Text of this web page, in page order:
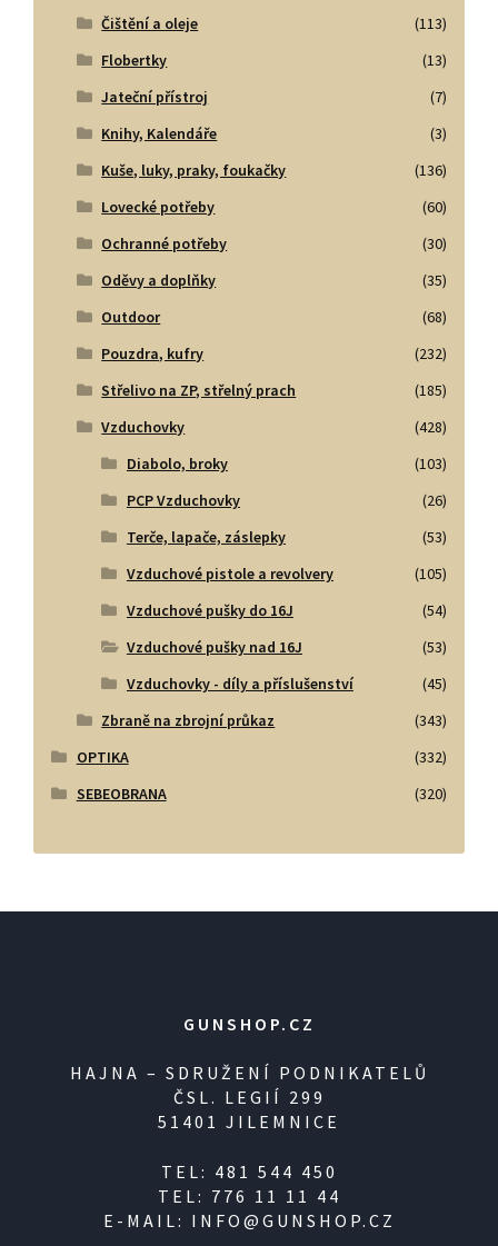
Čištění a oleje
(113)
Flobertky
(13)
Jateční přístroj
(7)
Knihy, Kalendáře
(3)
Kuše, luky, praky, foukačky
(136)
Lovecké potřeby
(60)
Ochranné potřeby
(30)
Oděvy a doplňky
(35)
Outdoor
(68)
Pouzdra, kufry
(232)
Střelivo na ZP, střelný prach
(185)
Vzduchovky
(428)
Diabolo, broky
(103)
PCP Vzduchovky
(26)
Terče, lapače, záslepky
(53)
Vzduchové pistole a revolvery
(105)
Vzduchové pušky do 16J
(54)
Vzduchové pušky nad 16J
(53)
Vzduchovky - díly a příslušenství
(45)
Zbraně na zbrojní průkaz
(343)
OPTIKA
(332)
SEBEOBRANA
(320)
GUNSHOP.CZ
HAJNA – SDRUŽENÍ PODNIKATELŮ
ČSL. LEGIÍ 299
51401 JILEMNICE
TEL: 481 544 450
TEL: 776 11 11 44
E-MAIL: INFO@GUNSHOP.CZ